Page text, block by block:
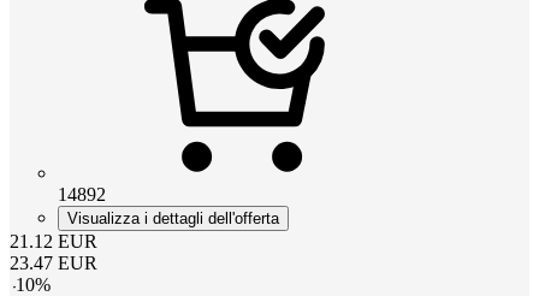
14892
Visualizza i dettagli dell'offerta
21.12 EUR
23.47 EUR
-10%